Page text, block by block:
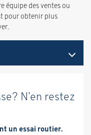
équipe des ventes ou
pour obtenir plus
N’en restez
un essai routier.